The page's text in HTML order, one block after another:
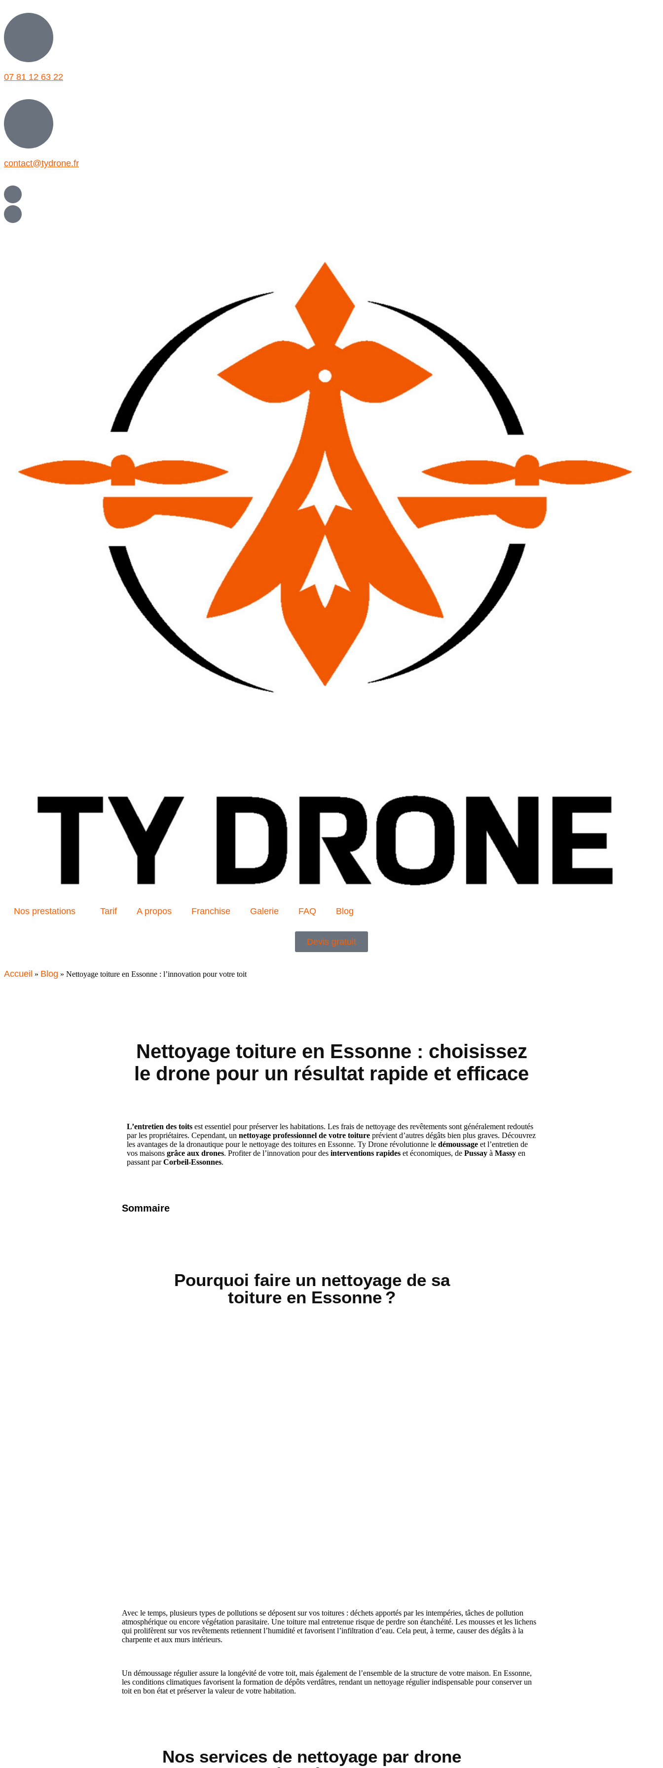
07 81 12 63 22
contact@tydrone.fr
Nos prestations Tarif A propos Franchise Galerie FAQ Blog
Devis gratuit
Accueil » Blog » Nettoyage toiture en Essonne : l’innovation pour votre toit
Nettoyage toiture en Essonne : choisissez
le drone pour un résultat rapide et efficace
L’entretien des toits est essentiel pour préserver les habitations. Les frais de nettoyage des revêtements sont généralement redoutés
par les propriétaires. Cependant, un nettoyage professionnel de votre toiture prévient d’autres dégâts bien plus graves. Découvrez
les avantages de la dronautique pour le nettoyage des toitures en Essonne. Ty Drone révolutionne le démoussage et l’entretien de
vos maisons grâce aux drones. Profiter de l’innovation pour des interventions rapides et économiques, de Pussay à Massy en
passant parCorbeil-Essonnes.
Sommaire
Pourquoi faire un nettoyage de sa
toiture en Essonne ?
Avec le temps, plusieurs types de pollutions se déposent sur vos toitures : déchets apportés par les intempéries, tâches de pollution
atmosphérique ou encore végétation parasitaire. Une toiture mal entretenue risque de perdre son étanchéité. Les mousses et les lichens
qui prolifèrent sur vos revêtements retiennent l’humidité et favorisent l’infiltration d’eau. Cela peut, à terme, causer des dégâts à la
charpente et aux murs intérieurs.
Un démoussage régulier assure la longévité de votre toit, mais également de l’ensemble de la structure de votre maison. En Essonne,
les conditions climatiques favorisent la formation de dépôts verdâtres, rendant un nettoyage régulier indispensable pour conserver un
toit en bon état et préserver la valeur de votre habitation.
Nos services de nettoyage par drone